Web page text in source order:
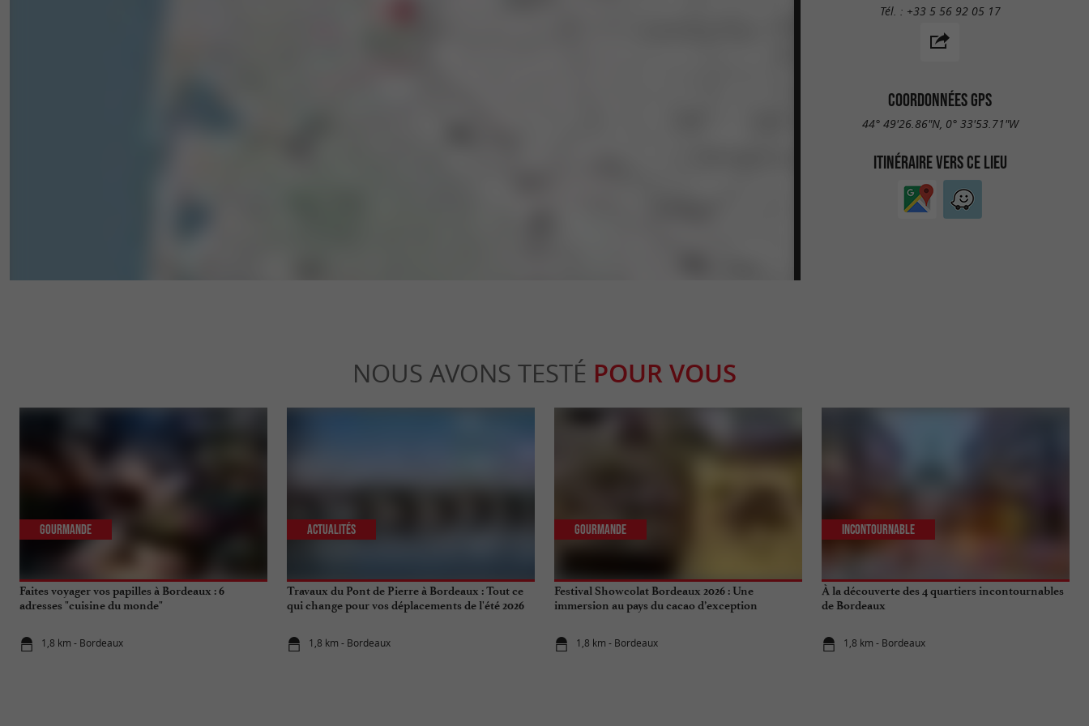
Tél. : +33 5 56 92 05 17
COORDONNÉES GPS
44° 49'26.86"N, 0° 33'53.71"W
ITINÉRAIRE VERS CE LIEU
NOUS AVONS TESTÉ POUR VOUS
Faites voyager vos papilles à Bordeaux : 6
adresses "cuisine du monde"
1,8 km - Bordeaux
Gourmande
Travaux du Pont de Pierre à Bordeaux : Tout ce
qui change pour vos déplacements de l'été 2026
1,8 km - Bordeaux
Actualités
Festival Showcolat Bordeaux 2026 : Une
immersion au pays du cacao d’exception
1,8 km - Bordeaux
Gourmande
À la découverte des 4 quartiers incontournables
de Bordeaux
1,8 km - Bordeaux
Incontournable